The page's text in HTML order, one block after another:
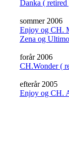
Danka (
sommer 2006
Enjoy og CH.
Zena og Ultimo
forår 2006
CH.Wonder (
efterår 2005
Enjoy og CH.